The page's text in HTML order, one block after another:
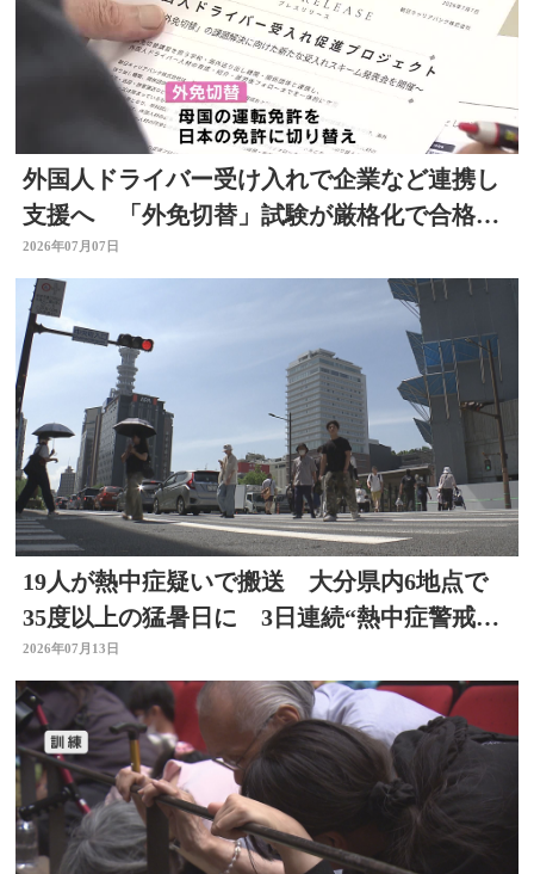
外国人ドライバー受け入れで企業など連携し
支援へ 「外免切替」試験が厳格化で合格率
低下 大分
2026年07月07日
19人が熱中症疑いで搬送 大分県内6地点で
35度以上の猛暑日に 3日連続“熱中症警戒ア
ラート”発表
2026年07月13日